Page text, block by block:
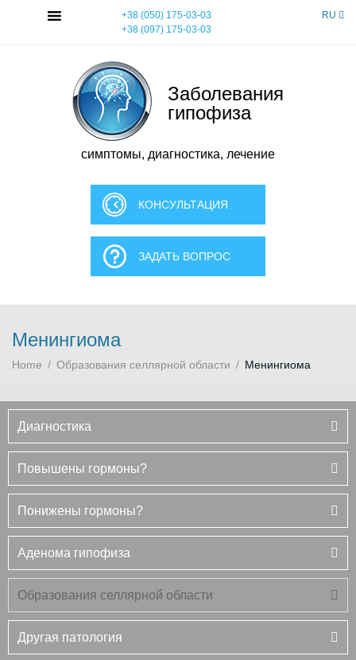
+38 (050) 175-03-03
+38 (097) 175-03-03
RU
Заболевания
гипофиза
симптомы, диагностика, лечение
КОНСУЛЬТАЦИЯ
ЗАДАТЬ ВОПРОС
Менингиома
Home / Образования селлярной области / Менингиома
Диагностика
Повышены гормоны?
Понижены гормоны?
Аденома гипофиза
Образования селлярной области
Другая патология